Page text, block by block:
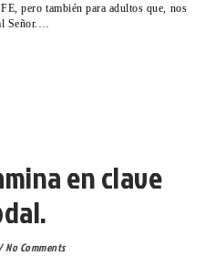
pero también para adultos que, nos
Señor.…
en clave
No Comments